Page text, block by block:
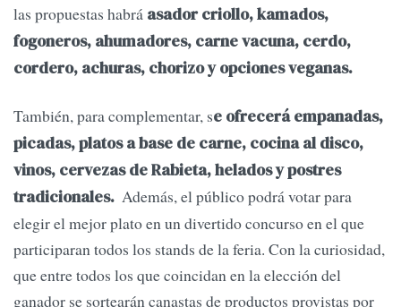
las propuestas habrá asador criollo, kamados,
fogoneros, ahumadores, carne vacuna, cerdo,
cordero, achuras, chorizo y opciones veganas.
También, para complementar, se ofrecerá empanadas,
picadas, platos a base de carne, cocina al disco,
vinos, cervezas de Rabieta, helados y postres
tradicionales. Además, el público podrá votar para
elegir el mejor plato en un divertido concurso en el que
participaran todos los stands de la feria. Con la curiosidad,
que entre todos los que coincidan en la elección del
ganador se sortearán canastas de productos provistas por